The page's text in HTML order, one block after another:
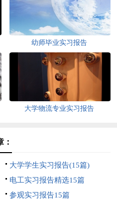
幼师毕业实习报告
大学物流专业实习报告
：
大学学生实习报告(15篇)
电工实习报告精选15篇
参观实习报告15篇